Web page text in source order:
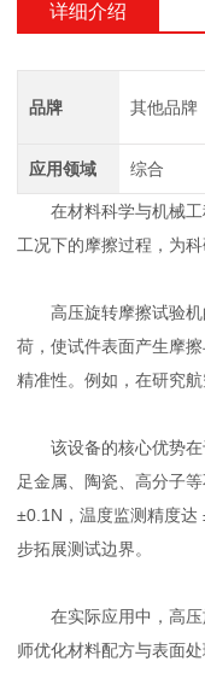
详细介绍
品牌 其他品牌
应用领域 综合
在材料科学与机械工
工况下的摩擦过程，为
高压旋转摩擦试验机
荷，使试件表面产生摩
精准性。例如，在研究
该设备的核心优势在
足金属、陶瓷、高分子
±0.1N，温度监测精度
步拓展测试边界。
在实际应用中，高压
师优化材料配方与表面